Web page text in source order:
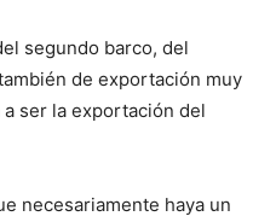
segundo barco, del
de exportación muy
ser la exportación del
necesariamente haya un